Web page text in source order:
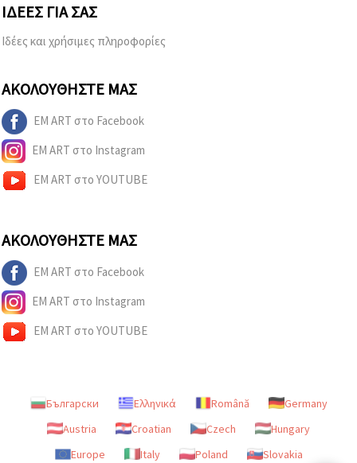
ΙΔΈΕΣ ΓΙΑ ΣΑΣ
Ιδέες και χρήσιμες πληροφορίες
ΑΚΟΛΟΥΘΉΣΤΕ ΜΑΣ
EM ART στο Facebook
EM ART στο Instagram
EM ART στο YOUTUBE
ΑΚΟΛΟΥΘΉΣΤΕ ΜΑΣ
EM ART στο Facebook
EM ART στο Instagram
EM ART στο YOUTUBE
Български Ελληνικά Română
Germany
Austria
Croatian Czech
Hungary
Europe
Italy Poland Slovakia